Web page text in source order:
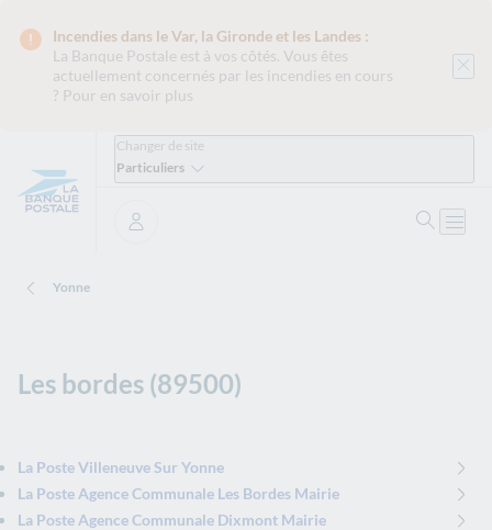
Incendies dans le Var, la Gironde et les Landes :
La Banque Postale est à vos côtés. Vous êtes
actuellement concernés par les incendies en cours
? Pour en savoir plus
Changer de site
Particuliers
Se connecter
Yonne
Les bordes (89500)
La Poste Villeneuve Sur Yonne
La Poste Agence Communale Les Bordes Mairie
La Poste Agence Communale Dixmont Mairie